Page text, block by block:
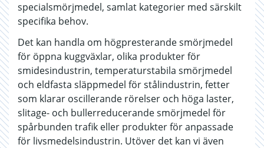
specialsmörjmedel, samlat kategorier med särskilt
specifika behov.
Det kan handla om högpresterande smörjmedel
för öppna kuggväxlar, olika produkter för
smidesindustrin, temperaturstabila smörjmedel
och eldfasta släppmedel för stålindustrin, fetter
som klarar oscillerande rörelser och höga laster,
slitage- och bullerreducerande smörjmedel för
spårbunden trafik eller produkter för anpassade
för livsmedelsindustrin. Utöver det kan vi även